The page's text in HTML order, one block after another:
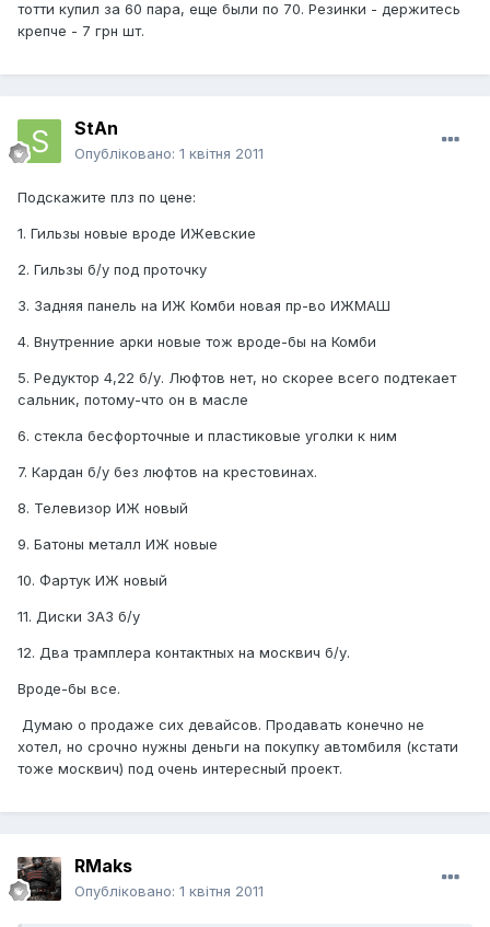
тотти купил за 60 пара, еще были по 70. Резинки - держитесь
крепче - 7 грн шт.
StAn
Опубліковано: 1 квітня 2011
Подскажите плз по цене:
1. Гильзы новые вроде ИЖевские
2. Гильзы б/у под проточку
3. Задняя панель на ИЖ Комби новая пр-во ИЖМАШ
4. Внутренние арки новые тож вроде-бы на Комби
5. Редуктор 4,22 б/у. Люфтов нет, но скорее всего подтекает
сальник, потому-что он в масле
6. стекла бесфорточные и пластиковые уголки к ним
7. Кардан б/у без люфтов на крестовинах.
8. Телевизор ИЖ новый
9. Батоны металл ИЖ новые
10. Фартук ИЖ новый
11. Диски ЗАЗ б/у
12. Два трамплера контактных на москвич б/у.
Вроде-бы все.
Думаю о продаже сих девайсов. Продавать конечно не
хотел, но срочно нужны деньги на покупку автомбиля (кстати
тоже москвич) под очень интересный проект.
RMaks
Опубліковано: 1 квітня 2011